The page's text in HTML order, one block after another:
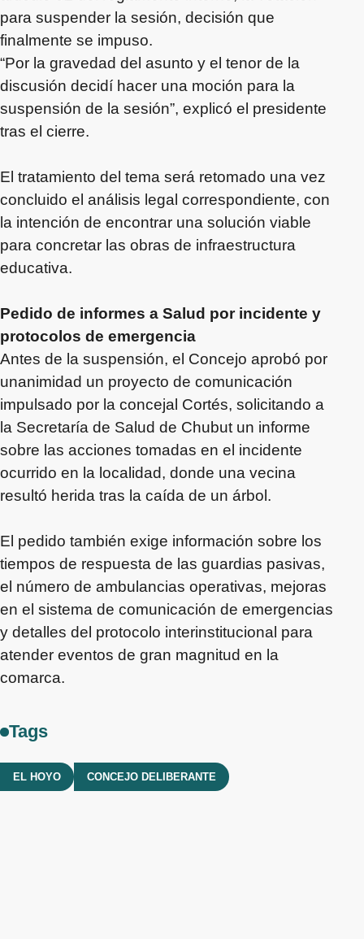
para suspender la sesión, decisión que
finalmente se impuso.
“Por la gravedad del asunto y el tenor de la
discusión decidí hacer una moción para la
suspensión de la sesión”, explicó el presidente
tras el cierre.
El tratamiento del tema será retomado una vez
concluido el análisis legal correspondiente, con
la intención de encontrar una solución viable
para concretar las obras de infraestructura
educativa.
Pedido de informes a Salud por incidente y
protocolos de emergencia
Antes de la suspensión, el Concejo aprobó por
unanimidad un proyecto de comunicación
impulsado por la concejal Cortés, solicitando a
la Secretaría de Salud de Chubut un informe
sobre las acciones tomadas en el incidente
ocurrido en la localidad, donde una vecina
resultó herida tras la caída de un árbol.
El pedido también exige información sobre los
tiempos de respuesta de las guardias pasivas,
el número de ambulancias operativas, mejoras
en el sistema de comunicación de emergencias
y detalles del protocolo interinstitucional para
atender eventos de gran magnitud en la
comarca.
Tags
EL HOYO CONCEJO DELIBERANTE